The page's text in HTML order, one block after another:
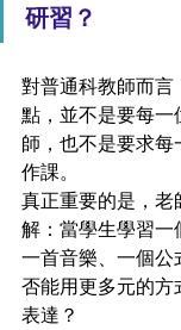
研習？
對普通科教師而言
點，並不是要每
師，也不是要求
作課。
真正重要的是，老
解：當學生學習一
一首音樂、一個
否能用更多元的
表達？